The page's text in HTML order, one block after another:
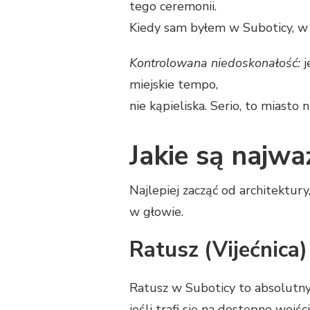
tego ceremonii.
Kiedy sam byłem w Suboticy,
Kontrolowana niedoskonałość:
miejskie tempo,
nie kąpieliska. Serio, to miasto
Jakie są
Najlepiej zacząć od
w głowie.
Ratusz
Ratusz w Suboticy to